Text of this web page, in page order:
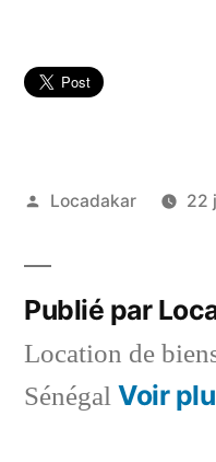
Publié
Locadakar 22
Publié par
Location de
Sénégal Voir